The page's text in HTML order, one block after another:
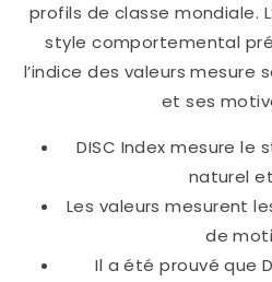
profils de classe mondiale.
style comportemental
l’indice des valeurs mesure
et ses
DISC Index mesure
naturel
Les valeurs mesurent
de
Il a été prouvé que